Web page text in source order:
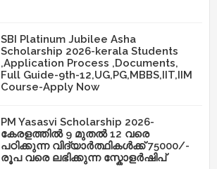
SBI Platinum Jubilee Asha
Scholarship 2026-kerala Students
,Application Process ,Documents,
Full Guide-9th-12,UG,PG,MBBS,IIT,IIM
Course-Apply Now
PM Yasasvi Scholarship 2026-
കേരളത്തിൽ 9 മുതൽ 12 വരെ
പഠിക്കുന്ന വിദ്യാർത്ഥികൾക്ക് 75000/-
രൂപ വരെ ലഭിക്കുന്ന സ്കോളർഷിപ്